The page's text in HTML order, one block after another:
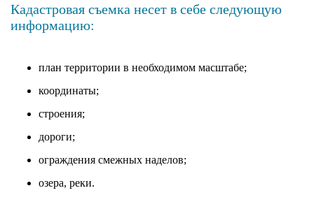
Кадастровая съемка несет в себе следующую
информацию:
план территории в необходимом масштабе;
координаты;
строения;
дороги;
ограждения смежных наделов;
озера, реки.